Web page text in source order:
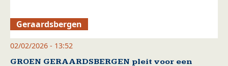
Geraardsbergen
02/02/2026 - 13:52
GROEN GERAARDSBERGEN pleit voor een